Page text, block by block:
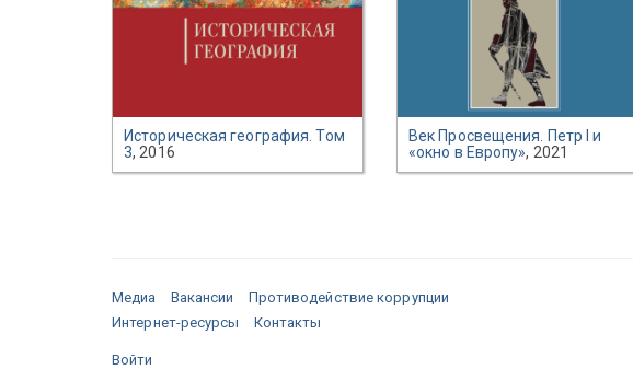
Историческая география. Том
3, 2016
Век Просвещения. Петр I и
«окно в Европу», 2021
Медиа Вакансии
Противодействие коррупции
Интернет-ресурсы
Контакты
Войти